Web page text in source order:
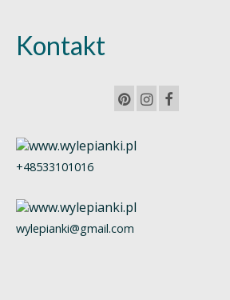
Kontakt
+48533101016
wylepianki@gmail.com